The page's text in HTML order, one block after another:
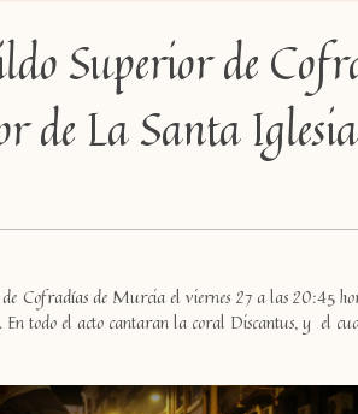
Superior de
de La Santa
Cofradías de Murcia el viernes 27 a las 20:45
todo el acto cantaran la coral Discantus, y el